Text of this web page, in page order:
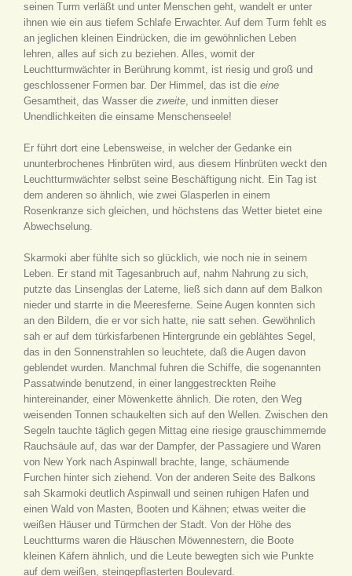
seinen Turm verläßt und unter Menschen geht, wandelt er unter
ihnen wie ein aus tiefem Schlafe Erwachter. Auf dem Turm fehlt es
an jeglichen kleinen Eindrücken, die im gewöhnlichen Leben
lehren, alles auf sich zu beziehen. Alles, womit der
Leuchtturmwächter in Berührung kommt, ist riesig und groß und
geschlossener Formen bar. Der Himmel, das ist die eine
Gesamtheit, das Wasser die zweite, und inmitten dieser
Unendlichkeiten die einsame Menschenseele!
Er führt dort eine Lebensweise, in welcher der Gedanke ein
ununterbrochenes Hinbrüten wird, aus diesem Hinbrüten weckt den
Leuchtturmwächter selbst seine Beschäftigung nicht. Ein Tag ist
dem anderen so ähnlich, wie zwei Glasperlen in einem
Rosenkranze sich gleichen, und höchstens das Wetter bietet eine
Abwechselung.
Skarmoki aber fühlte sich so glücklich, wie noch nie in seinem
Leben. Er stand mit Tagesanbruch auf, nahm Nahrung zu sich,
putzte das Linsenglas der Laterne, ließ sich dann auf dem Balkon
nieder und starrte in die Meeresferne. Seine Augen konnten sich
an den Bildern, die er vor sich hatte, nie satt sehen. Gewöhnlich
sah er auf dem türkisfarbenen Hintergrunde ein geblähtes Segel,
das in den Sonnenstrahlen so leuchtete, daß die Augen davon
geblendet wurden. Manchmal fuhren die Schiffe, die sogenannten
Passatwinde benutzend, in einer langgestreckten Reihe
hintereinander, einer Möwenkette ähnlich. Die roten, den Weg
weisenden Tonnen schaukelten sich auf den Wellen. Zwischen den
Segeln tauchte täglich gegen Mittag eine riesige grauschimmernde
Rauchsäule auf, das war der Dampfer, der Passagiere und Waren
von New York nach Aspinwall brachte, lange, schäumende
Furchen hinter sich ziehend. Von der anderen Seite des Balkons
sah Skarmoki deutlich Aspinwall und seinen ruhigen Hafen und
einen Wald von Masten, Booten und Kähnen; etwas weiter die
weißen Häuser und Türmchen der Stadt. Von der Höhe des
Leuchtturms waren die Häuschen Möwennestern, die Boote
kleinen Käfern ähnlich, und die Leute bewegten sich wie Punkte
auf dem weißen, steingepflasterten Boulevard.